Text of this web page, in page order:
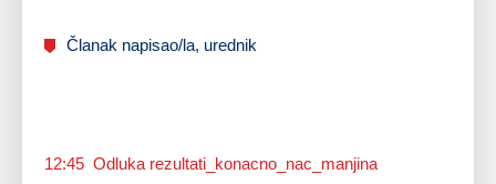
Članak napisao/la, urednik
12:45 Odluka rezultati_konacno_nac_manjina